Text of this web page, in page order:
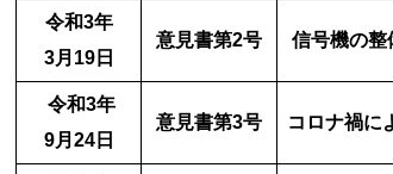
令和3年
3月19日
意見書第2号 信号機の整
令和3年
9月24日
意見書第3号 コロナ禍に